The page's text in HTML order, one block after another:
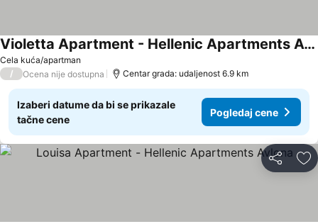
Cela kuća/apartman
Violetta Apartment - Hellenic Apartments Avlona
/ Ocena nije dostupna Centar grada: udaljenost 6.9 km
Izaberi datume da bi se prikazale
tačne cene
Pogledaj cene
Deli